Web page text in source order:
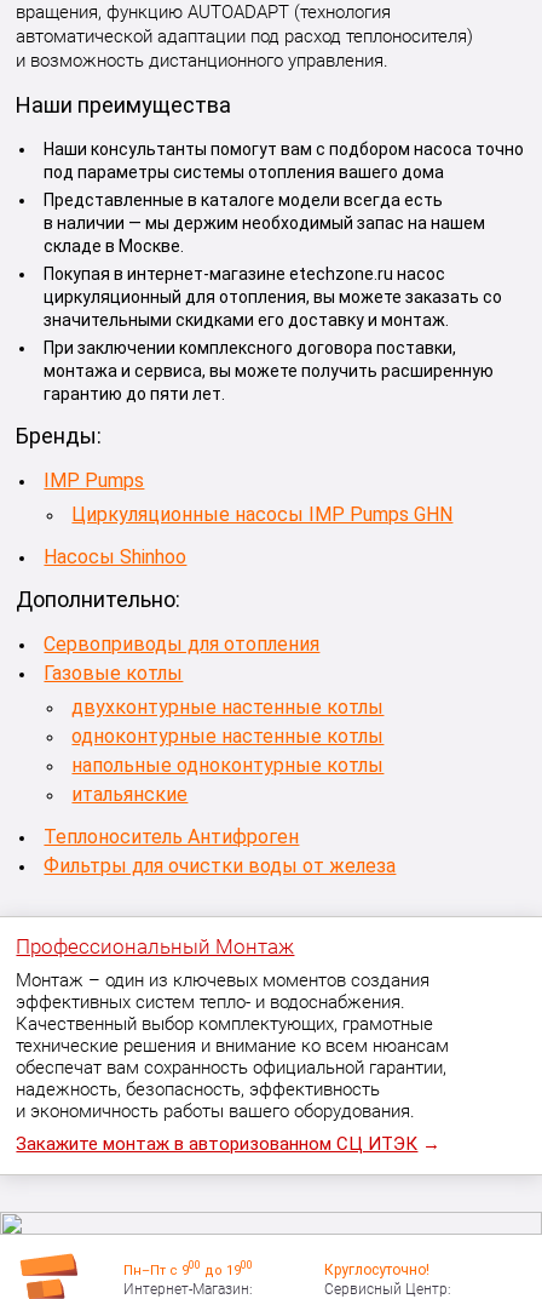
вращения, функцию AUTOADAPT (технология
автоматической адаптации под расход теплоносителя)
и возможность дистанционного управления.
Наши преимущества
Наши консультанты помогут вам с подбором насоса точно
под параметры системы отопления вашего дома
Представленные в каталоге модели всегда есть
в наличии — мы держим необходимый запас на нашем
складе в Москве.
Покупая в интернет-магазине etechzone.ru насос
циркуляционный для отопления, вы можете заказать со
значительными скидками его доставку и монтаж.
При заключении комплексного договора поставки,
монтажа и сервиса, вы можете получить расширенную
гарантию до пяти лет.
Бренды:
IMP Pumps
Циркуляционные насосы IMP Pumps GHN
Насосы Shinhoo
Дополнительно:
Сервоприводы для отопления
Газовые котлы
двухконтурные настенные котлы
одноконтурные настенные котлы
напольные одноконтурные котлы
итальянские
Теплоноситель Антифроген
Фильтры для очистки воды от железа
Профессиональный Монтаж
Монтаж – один из ключевых моментов создания
эффективных систем тепло- и водоснабжения.
Качественный выбор комплектующих, грамотные
технические решения и внимание ко всем нюансам
обеспечат вам сохранность официальной гарантии,
надежность, безопасность, эффективность
и экономичность работы вашего оборудования.
Закажите монтаж в авторизованном СЦ ИТЭК →
Пн–Пт с 900 до 1900
Интернет-Магазин:
Круглосуточно!
Сервисный Центр: